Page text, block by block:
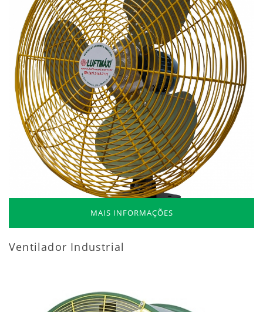
MAIS INFORMAÇÕES
Ventilador Industrial